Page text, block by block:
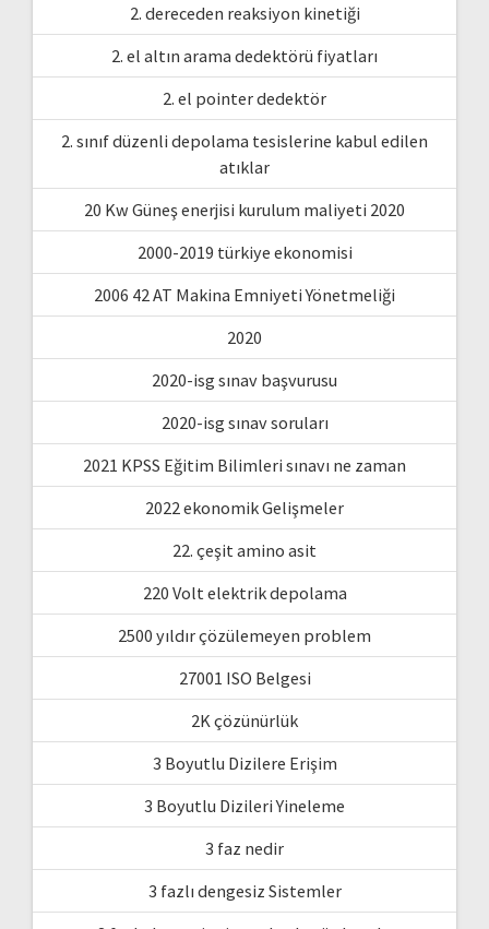
2. dereceden reaksiyon kinetiği
2. el altın arama dedektörü fiyatları
2. el pointer dedektör
2. sınıf düzenli depolama tesislerine kabul edilen
atıklar
20 Kw Güneş enerjisi kurulum maliyeti 2020
2000-2019 türkiye ekonomisi
2006 42 AT Makina Emniyeti Yönetmeliği
2020
2020-isg sınav başvurusu
2020-isg sınav soruları
2021 KPSS Eğitim Bilimleri sınavı ne zaman
2022 ekonomik Gelişmeler
22. çeşit amino asit
220 Volt elektrik depolama
2500 yıldır çözülemeyen problem
27001 ISO Belgesi
2K çözünürlük
3 Boyutlu Dizilere Erişim
3 Boyutlu Dizileri Yineleme
3 faz nedir
3 fazlı dengesiz Sistemler